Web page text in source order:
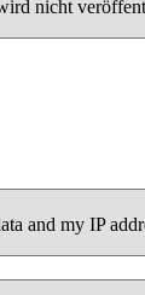
nicht
and my IP